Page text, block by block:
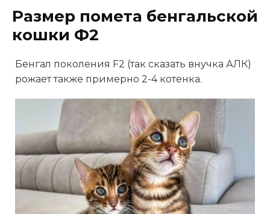
Размер помета бенгальской
кошки Ф2
Бенгал поколения F2 (так сказать внучка АЛК)
рожает также примерно 2-4 котенка.